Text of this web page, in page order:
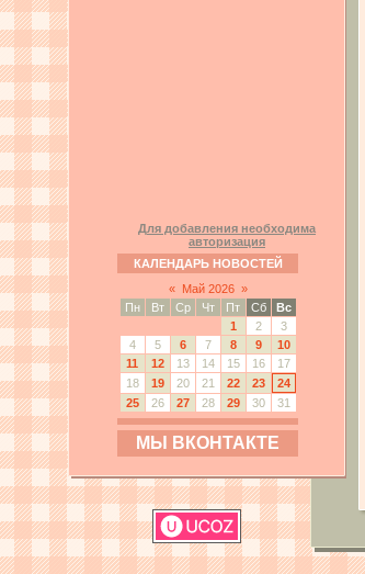
Для добавления необходима
авторизация
КАЛЕНДАРЬ НОВОСТЕЙ
«
Май 2026 »
Пн
Вт Ср Чт Пт Сб
Вс
1
2
3
4
5 6 7 8 9
10
11
12 13 14 15 16
17
18
19 20 21 22 23
24
25
26 27 28 29 30 31
МЫ ВКОНТАКТЕ